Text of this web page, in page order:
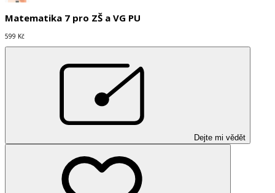
Matematika 7 pro ZŠ a VG PU
599 Kč
Dejte mi vědět